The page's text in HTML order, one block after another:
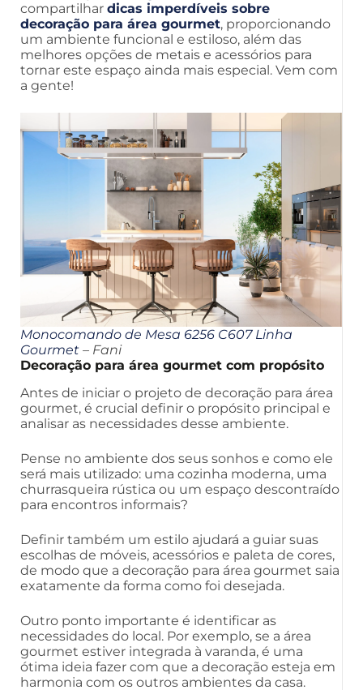
compartilhar dicas imperdíveis sobre
decoração para área gourmet, proporcionando
um ambiente funcional e estiloso, além das
melhores opções de metais e acessórios para
tornar este espaço ainda mais especial. Vem com
a gente!
Monocomando de Mesa 6256 C607 Linha
Gourmet – Fani
Decoração para área gourmet com propósito
Antes de iniciar o projeto de decoração para área
gourmet, é crucial definir o propósito principal e
analisar as necessidades desse ambiente.
Pense no ambiente dos seus sonhos e como ele
será mais utilizado: uma cozinha moderna, uma
churrasqueira rústica ou um espaço descontraído
para encontros informais?
Definir também um estilo ajudará a guiar suas
escolhas de móveis, acessórios e paleta de cores,
de modo que a decoração para área gourmet saia
exatamente da forma como foi desejada.
Outro ponto importante é identificar as
necessidades do local. Por exemplo, se a área
gourmet estiver integrada à varanda, é uma
ótima ideia fazer com que a decoração esteja em
harmonia com os outros ambientes da casa.